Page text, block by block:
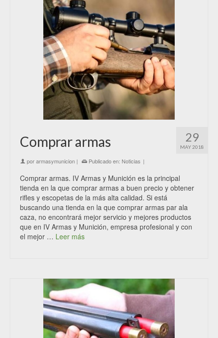
29
MAY 2018
Comprar armas
porarmasymunicion | Publicado en: Noticias |
Comprar armas. IV Armas y Munición es la principal
tienda en la que comprar armas a buen precio y obtener
rifles y escopetas de la más alta calidad. Si está
buscando una tienda en la que comprar armas par ala
caza, no encontrará mejor servicio y mejores productos
que en IV Armas y Munición, empresa profesional y con
el mejor … Leer más